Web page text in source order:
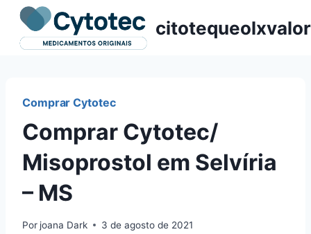
Pular
para
citotequeolxvalor
Comprar Cytotec
Comprar Cytotec/
Misoprostol em Selvíria
– MS
Por joana Dark 3 de agosto de 2021